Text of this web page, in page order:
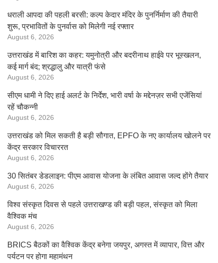
धराली आपदा की पहली बरसी: कल्प केदार मंदिर के पुनर्निर्माण की तैयारी
शुरू, प्रभावितों के पुनर्वास को मिलेगी नई रफ्तार
August 6, 2026
उत्तराखंड में बारिश का कहर: यमुनोत्री और बदरीनाथ हाईवे पर भूस्खलन,
कई मार्ग बंद; श्रद्धालु और यात्री फंसे
August 6, 2026
सीएम धामी ने दिए हाई अलर्ट के निर्देश, भारी वर्षा के मद्देनज़र सभी एजेंसियां
रहें चौकन्नी
August 6, 2026
उत्तराखंड को मिल सकती है बड़ी सौगात, EPFO के नए कार्यालय खोलने पर
केंद्र सरकार विचाररत
August 6, 2026
30 सितंबर डेडलाइन: पीएम आवास योजना के लंबित आवास जल्द होंगे तैयार
August 6, 2026
विश्व संस्कृत दिवस से पहले उत्तराखण्ड की बड़ी पहल, संस्कृत को मिला
वैश्विक मंच
August 6, 2026
BRICS बैठकों का वैश्विक केंद्र बनेगा जयपुर, अगस्त में व्यापार, वित्त और
पर्यटन पर होगा महामंथन